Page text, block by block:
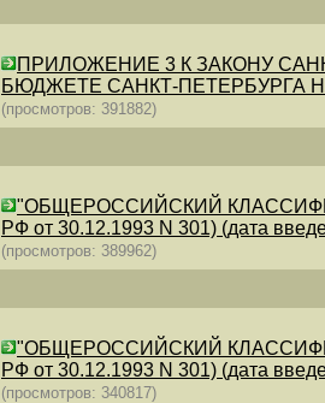
ПРИЛОЖЕНИЕ 3 К ЗАКОНУ
БЮДЖЕТЕ САНКТ-ПЕТЕРБУРГА
(просмотров: 391882)
"ОБЩЕРОССИЙСКИЙ
РФ от 30.12.1993 N 301) (дата
(просмотров: 389962)
"ОБЩЕРОССИЙСКИЙ
РФ от 30.12.1993 N 301) (дата
(просмотров: 340817)